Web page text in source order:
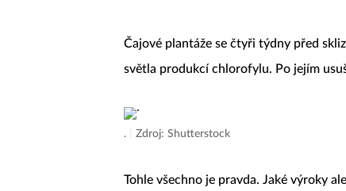
Čajové plantáže se čtyři týdny před
světla produkcí chlorofylu. Po jejím
. Zdroj: Shutterstock
Tohle všechno je pravda. Jaké výroky